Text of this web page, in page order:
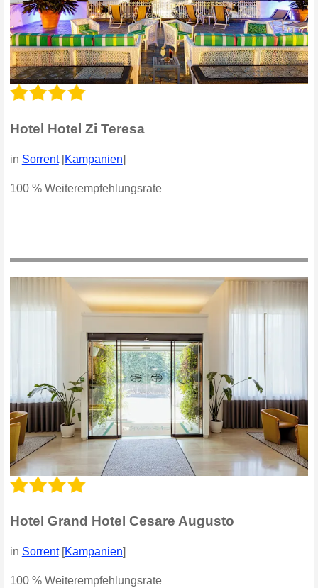
Hotel Hotel Zi Teresa
in Sorrent[Kampanien]
100 % Weiterempfehlungsrate
Hotel Grand Hotel Cesare Augusto
in Sorrent[Kampanien]
100 % Weiterempfehlungsrate